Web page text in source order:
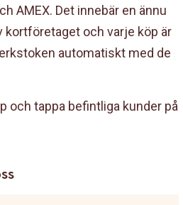
AMEX. Det innebär en ännu
kortföretaget och varje köp är
automatiskt med de
och tappa befintliga kunder på